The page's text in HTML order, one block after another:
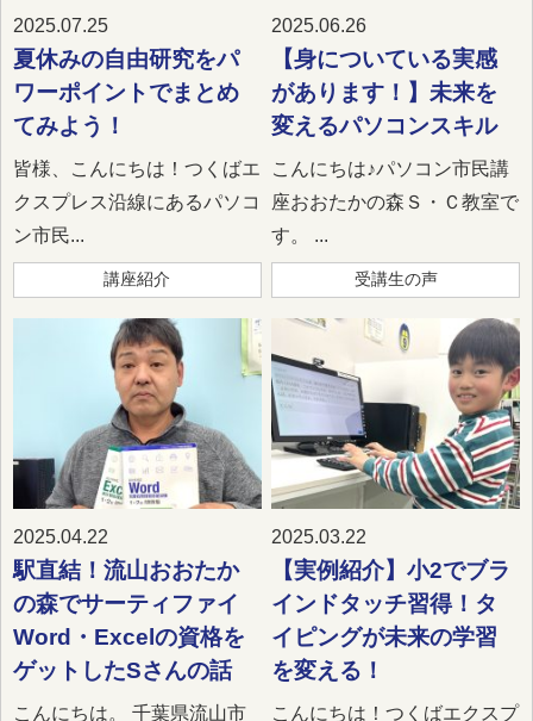
2025.07.25
夏休みの自由研究をパ
ワーポイントでまとめ
てみよう！
皆様、こんにちは！つくばエ
クスプレス沿線にあるパソコ
ン市民...
講座紹介
2025.06.26
【身についている実感
があります！】未来を
変えるパソコンスキル
こんにちは♪パソコン市民講
座おおたかの森Ｓ・Ｃ教室で
す。 ...
受講生の声
2025.04.22
駅直結！流山おおたか
の森でサーティファイ
Word・Excelの資格を
ゲットしたSさんの話
こんにちは。 千葉県流山市
2025.03.22
【実例紹介】小2でブラ
インドタッチ習得！タ
イピングが未来の学習
を変える！
こんにちは！つくばエクスプ